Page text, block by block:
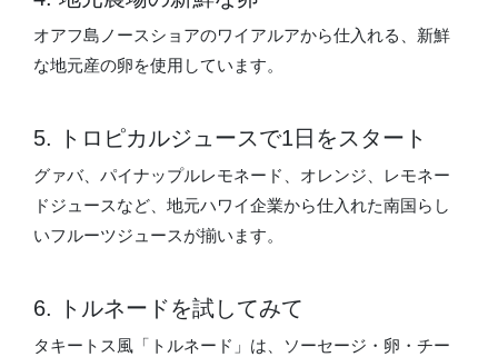
オアフ島ノースショアのワイアルアから仕入れる、新鮮
な地元産の卵を使用しています。
5. トロピカルジュースで1日をスタート
グァバ、パイナップルレモネード、オレンジ、レモネー
ドジュースなど、地元ハワイ企業から仕入れた南国らし
いフルーツジュースが揃います。
6. トルネードを試してみて
タキートス風「トルネード」は、ソーセージ・卵・チー